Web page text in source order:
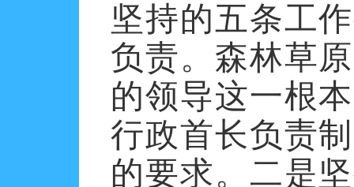
坚持的五条工
负责。森林草
的领导这一根
行政首长负责
的要求。二是